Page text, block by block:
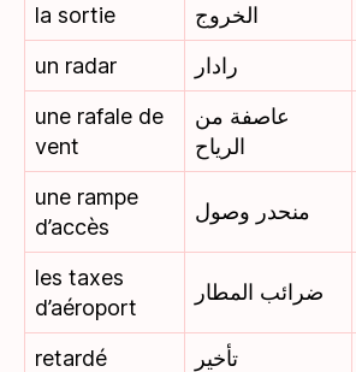
la sortie
الخروج
un radar
رادار
une rafale de
vent
عاصفة من
الرياح
une rampe
d’accès
منحدر وصول
les taxes
d’aéroport
ضرائب المطار
retardé
تأخير